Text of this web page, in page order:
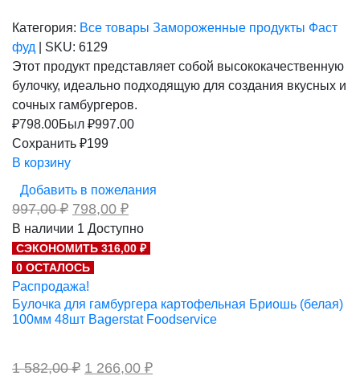
Категория: Все товары Замороженные продукты Фаст
фуд
SKU: 6129
Этот продукт представляет собой высококачественную
булочку, идеально подходящую для создания вкусных и
сочных гамбургеров.
₽798.00Был ₽997.00
Сохранить ₽199
В корзину
Добавить в пожелания
997,00₽ Первоначальная
цена
составляла
997,00 ₽.
798,00 ₽Текущая
798,00 ₽.
В наличии 1 Доступно
СЭКОНОМИТЬ 316,00 ₽
0 ОСТАЛОСЬ
Распродажа!
Булочка для гамбургера картофельная Бриошь (белая)
100мм 48шт Bagerstat Foodservice
1 582,00₽ Первоначальная
1 266,00 ₽Текущая